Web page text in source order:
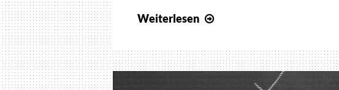
Weiterlesen
einer
Falcon